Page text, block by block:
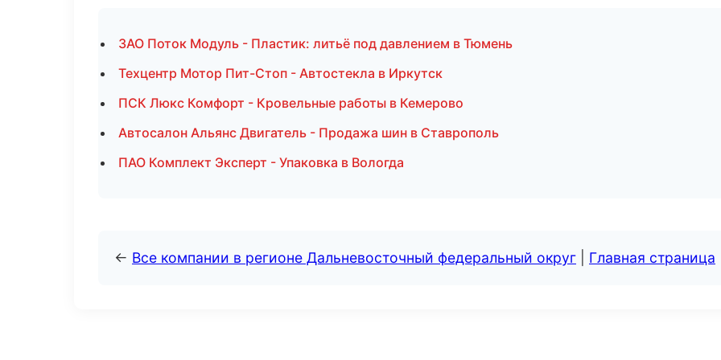
ЗАО Поток Модуль - Пластик: литьё под давлением в Тюмень
Техцентр Мотор Пит-Стоп - Автостекла в Иркутск
ПСК Люкс Комфорт - Кровельные работы в Кемерово
Автосалон Альянс Двигатель - Продажа шин в Ставрополь
ПАО Комплект Эксперт - Упаковка в Вологда
← Все компании в регионе Дальневосточный федеральный округ Главная страница